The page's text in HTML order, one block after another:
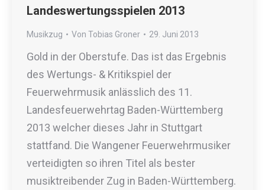
Landeswertungsspielen 2013
Musikzug Von Tobias Groner 29. Juni 2013
Gold in der Oberstufe. Das ist das Ergebnis
des Wertungs- & Kritikspiel der
Feuerwehrmusik anlässlich des 11.
Landesfeuerwehrtag Baden-Württemberg
2013 welcher dieses Jahr in Stuttgart
stattfand. Die Wangener Feuerwehrmusiker
verteidigten so ihren Titel als bester
musiktreibender Zug in Baden-Württemberg.